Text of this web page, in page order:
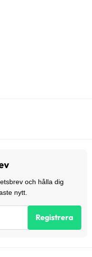
och hålla dig
nytt.
Registrera